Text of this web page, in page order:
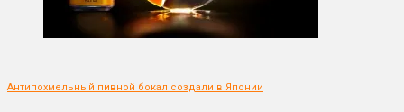
Антипохмельный пивной бокал создали в Японии